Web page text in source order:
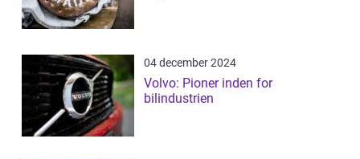
04 december 2024
Volvo: Pioner inden for
bilindustrien